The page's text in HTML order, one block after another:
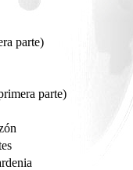
parte)
parte)